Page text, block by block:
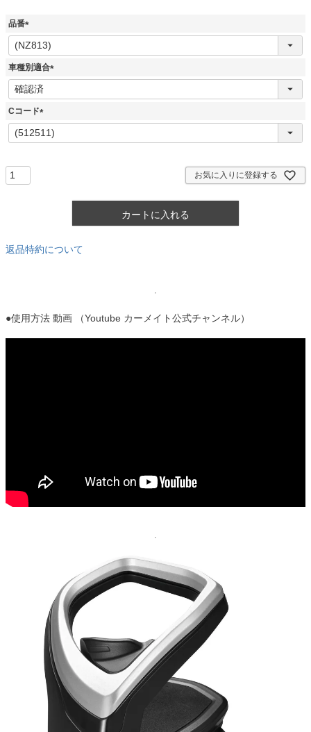
品番
(
必
須
車種別適合
(
Cコード
(
必
お気に入りに登録する
カートに入れる
返品特約について
●使用方法 動画 （Youtube カーメイト公式チャンネル）